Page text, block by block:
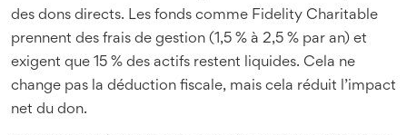
des dons directs. Les fonds comme Fidelity Charitable
prennent des frais de gestion (1,5 % à 2,5 % par an) et
exigent que 15 % des actifs restent liquides. Cela ne
change pas la déduction fiscale, mais cela réduit l’impact
net du don.